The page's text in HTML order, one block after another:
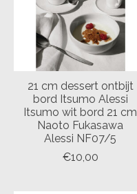
21 cm dessert ontbijt
bord Itsumo Alessi
Itsumo wit bord 21 cm
Naoto Fukasawa
Alessi NF07/5
€10,00